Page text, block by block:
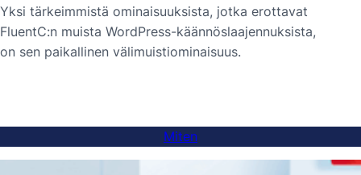
Yksi tärkeimmistä ominaisuuksista, jotka erottavat
FluentC:n muista WordPress-käännöslaajennuksista,
on sen paikallinen välimuistiominaisuus.
Miten